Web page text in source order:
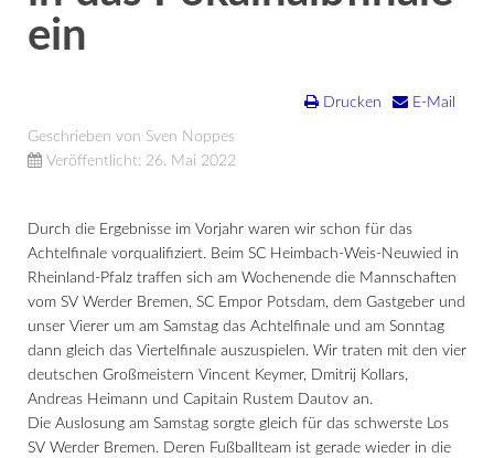
ein
Drucken E-Mail
Geschrieben von Sven Noppes
Veröffentlicht: 26. Mai 2022
Durch die Ergebnisse im Vorjahr waren wir schon für das
Achtelfinale vorqualifiziert. Beim SC Heimbach-Weis-Neuwied in
Rheinland-Pfalz traffen sich am Wochenende die Mannschaften
vom SV Werder Bremen, SC Empor Potsdam, dem Gastgeber und
unser Vierer um am Samstag das Achtelfinale und am Sonntag
dann gleich das Viertelfinale auszuspielen. Wir traten mit den vier
deutschen Großmeistern Vincent Keymer, Dmitrij Kollars,
Andreas Heimann und Capitain Rustem Dautov an.
Die Auslosung am Samstag sorgte gleich für das schwerste Los
SV Werder Bremen. Deren Fußballteam ist gerade wieder in die